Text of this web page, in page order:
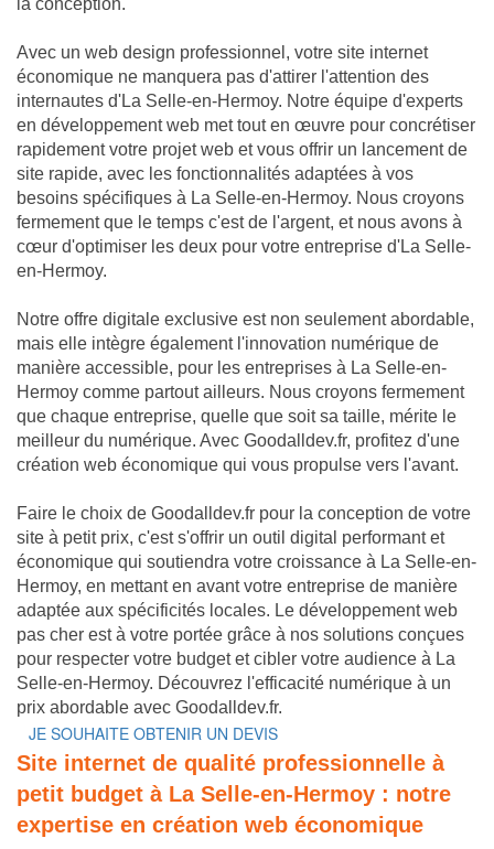
Avec un web design professionnel, votre site internet
économique ne manquera pas d'attirer l'attention des
internautes d'La Selle-en-Hermoy. Notre équipe d'experts
en développement web met tout en œuvre pour concrétiser
rapidement votre projet web et vous offrir un lancement de
site rapide, avec les fonctionnalités adaptées à vos
besoins spécifiques à La Selle-en-Hermoy. Nous croyons
fermement que le temps c'est de l'argent, et nous avons à
cœur d'optimiser les deux pour votre entreprise d'La Selle-
en-Hermoy.
Notre offre digitale exclusive est non seulement abordable,
mais elle intègre également l'innovation numérique de
manière accessible, pour les entreprises à La Selle-en-
Hermoy comme partout ailleurs. Nous croyons fermement
que chaque entreprise, quelle que soit sa taille, mérite le
meilleur du numérique. Avec Goodalldev.fr, profitez d'une
création web économique qui vous propulse vers l'avant.
Faire le choix de Goodalldev.fr pour la conception de votre
site à petit prix, c'est s'offrir un outil digital performant et
économique qui soutiendra votre croissance à La Selle-en-
Hermoy, en mettant en avant votre entreprise de manière
adaptée aux spécificités locales. Le développement web
pas cher est à votre portée grâce à nos solutions conçues
pour respecter votre budget et cibler votre audience à La
Selle-en-Hermoy. Découvrez l'efficacité numérique à un
prix abordable avec Goodalldev.fr.
JE SOUHAITE OBTENIR UN DEVIS
Site internet de qualité professionnelle à
petit budget à La Selle-en-Hermoy : notre
expertise en création web économique